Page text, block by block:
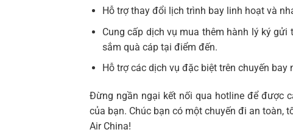
Hỗ trợ thay đổi lịch trình bay linh hoạt và
Cung cấp dịch vụ mua thêm hành lý ký
sắm quà cáp tại điểm đến.
Hỗ trợ các dịch vụ đặc biệt trên chuyến
Đừng ngần ngại kết nối qua hotline để được
của bạn. Chúc bạn có một chuyến đi an toàn,
Air China!